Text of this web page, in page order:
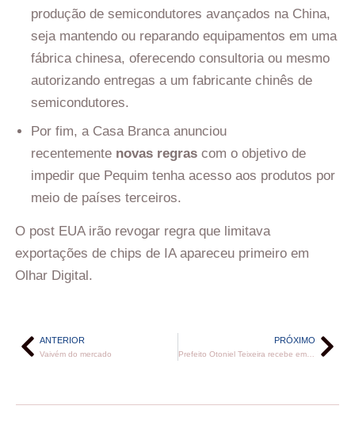
produção de semicondutores avançados na China,
seja mantendo ou reparando equipamentos em uma
fábrica chinesa, oferecendo consultoria ou mesmo
autorizando entregas a um fabricante chinês de
semicondutores.
Por fim, a Casa Branca anunciou
recentemente novas regras com o objetivo de
impedir que Pequim tenha acesso aos produtos por
meio de países terceiros.
O post EUA irão revogar regra que limitava
exportações de chips de IA apareceu primeiro em
Olhar Digital.
ANTERIOR
Vaivém do mercado
PRÓXIMO
Prefeito Otoniel Teixeira recebe empreendedores e corretores de imóveis para discutir aperfeiçoamento na legislação de uso e ocupação do solo no município